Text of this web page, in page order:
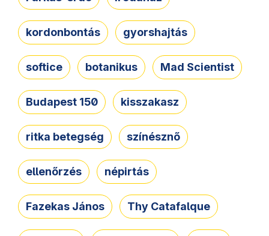
kordonbontás gyorshajtás
softice botanikus Mad Scientist
Budapest 150 kisszakasz
ritka betegség színésznő
ellenőrzés népirtás
Fazekas János Thy Catafalque